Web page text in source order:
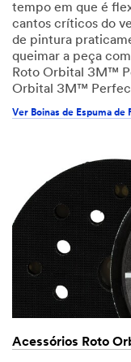
tempo em que é
cantos críticos do
de pintura
queimar a peça
Roto Orbital 3M™
Orbital 3M™
Ver Boinas de Espuma
Acessórios Roto